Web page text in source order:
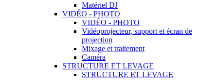
Matériel DJ
VIDÉO - PHOTO
VIDÉO - PHOTO
Vidéoprojecteur, support et écran de
projection
Mixage et traitement
Caméra
STRUCTURE ET LEVAGE
STRUCTURE ET LEVAGE